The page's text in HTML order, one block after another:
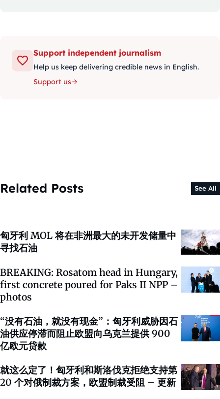
Support independent journalism
Help us keep delivering credible news in English.
Support us
Related Posts See All
匈牙利 MOL 将在非洲最大的未开发储量中
寻找石油
BREAKING: Rosatom head in Hungary,
first concrete poured for Paks II NPP –
photos
“没有石油，就没有现金”：匈牙利威胁因石
油供应停滞而阻止欧盟向乌克兰提供 900
亿欧元贷款
就这么定了！匈牙利和斯洛伐克拒绝支持第
20 个对俄制裁方案，欧盟制裁受阻 – 更新